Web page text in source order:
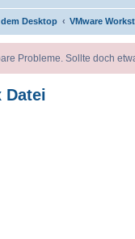
Desktop VMware
Probleme. Sollte doch
Datei